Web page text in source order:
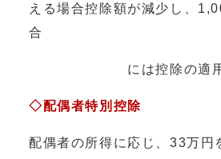
える場合控除額が減少し、
合
には控除の適用は
◇配偶者特別控除
配偶者の所得に応じ、33万円